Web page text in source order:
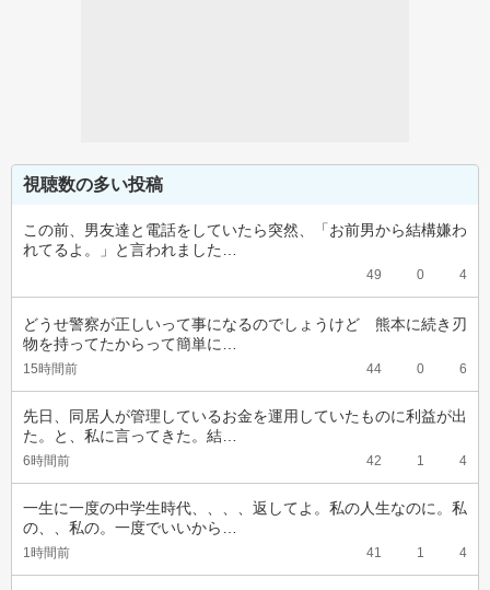
視聴数の多い投稿
この前、男友達と電話をしていたら突然、「お前男から結構嫌わ
れてるよ。」と言われました…
49 0 4
どうせ警察が正しいって事になるのでしょうけど　熊本に続き刃
物を持ってたからって簡単に…
15時間前 44 0 6
先日、同居人が管理しているお金を運用していたものに利益が出
た。と、私に言ってきた。結…
6時間前 42 1 4
一生に一度の中学生時代、、、、返してよ。私の人生なのに。私
の、、私の。一度でいいから…
1時間前 41 1 4